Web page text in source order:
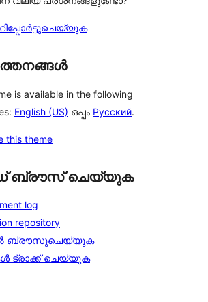
is available in the following
English (US) ഒപ്പം Русский.
this theme
ബ്രൗസ് ചെയ്യുക
log
repository
ബ്രൗസുചെയ്യുക
ട്രാക്ക് ചെയ്യുക